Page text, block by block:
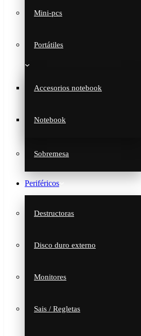
Mini-pcs
Portátiles
Accesorios notebook
Notebook
Sobremesa
Periféricos
Destructoras
Disco duro externo
Monitores
Sais / Regletas